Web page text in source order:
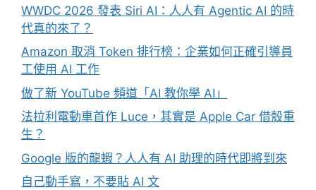
WWDC 2026 發表 Siri AI：人人有 Agentic AI 的時
代真的來了？
Amazon 取消 Token 排行榜：企業如何正確引導員
工使用 AI 工作
做了新 YouTube 頻道「AI 教你學 AI」
法拉利電動車首作 Luce，其實是 Apple Car 借殼重
生？
Google 版的龍蝦？人人有 AI 助理的時代即將到來
自己動手寫，不要貼 AI 文